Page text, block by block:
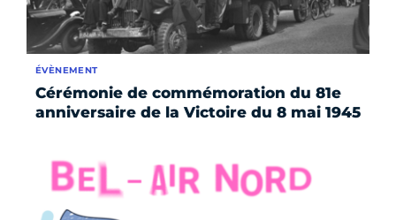
Cérémonie de commémoration du 81e
anniversaire de la Victoire du 8 mai 1945
ÉVÈNEMENT